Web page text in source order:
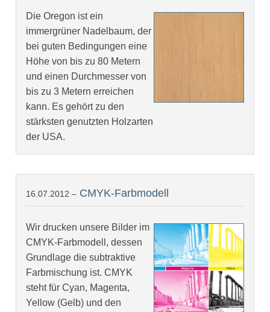
Die Oregon ist ein
immergrüner Nadelbaum, der
bei guten Bedingungen eine
Höhe von bis zu 80 Metern
und einen Durchmesser von
bis zu 3 Metern erreichen
kann. Es gehört zu den
stärksten genutzten Holzarten
der USA.
16.07.2012 – CMYK-Farbmodell
Wir drucken unsere Bilder im
CMYK-Farbmodell, dessen
Grundlage die subtraktive
Farbmischung ist. CMYK
steht für Cyan, Magenta,
Yellow (Gelb) und den